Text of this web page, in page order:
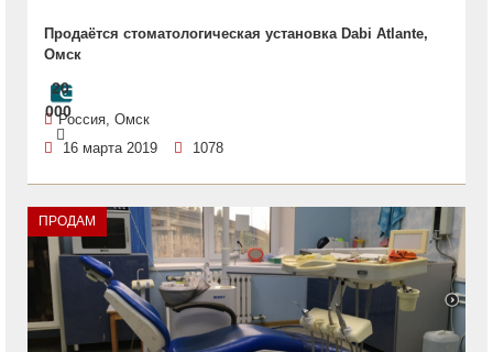
Продаётся стоматологическая установка Dabi Atlante,
Омск
20
000Россия, Омск
16 марта 2019
1078
ПРОДАМ